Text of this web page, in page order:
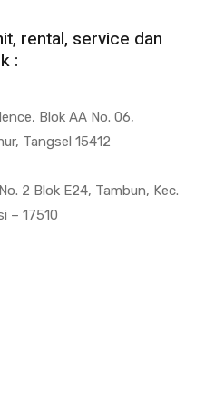
rental, service dan
:
Blok AA No. 06,
Tangsel 15412
2 Blok E24, Tambun, Kec.
– 17510